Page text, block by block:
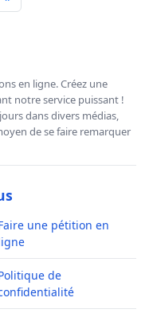
en ligne. Créez une
notre service puissant !
dans divers médias,
de se faire remarquer
une pétition en
de